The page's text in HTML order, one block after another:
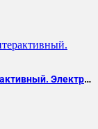
В. Кузовлев – Английский язык. Интерактивный. Электронное приложение. 3 класс